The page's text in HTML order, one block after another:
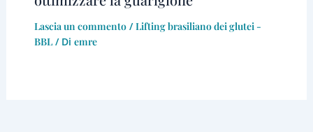
Lascia un commento /Lifting brasiliano dei glutei -
BBL/ Di emre